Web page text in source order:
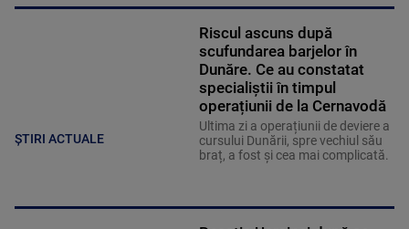
ȘTIRI ACTUALE
Riscul ascuns după
scufundarea barjelor în
Dunăre. Ce au constatat
specialiștii în timpul
operațiunii de la Cernavodă
Ultima zi a operațiunii de deviere a
cursului Dunării, spre vechiul său
braț, a fost și cea mai complicată.